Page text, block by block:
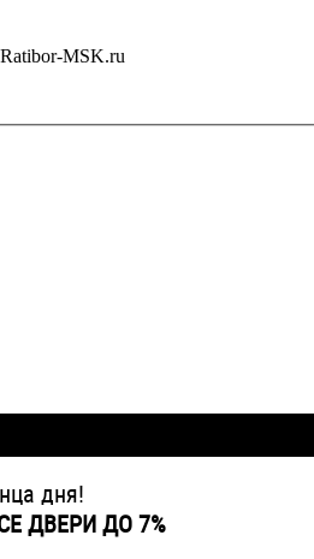
MSK.ru
дня!
ДВЕРИ ДО 7%